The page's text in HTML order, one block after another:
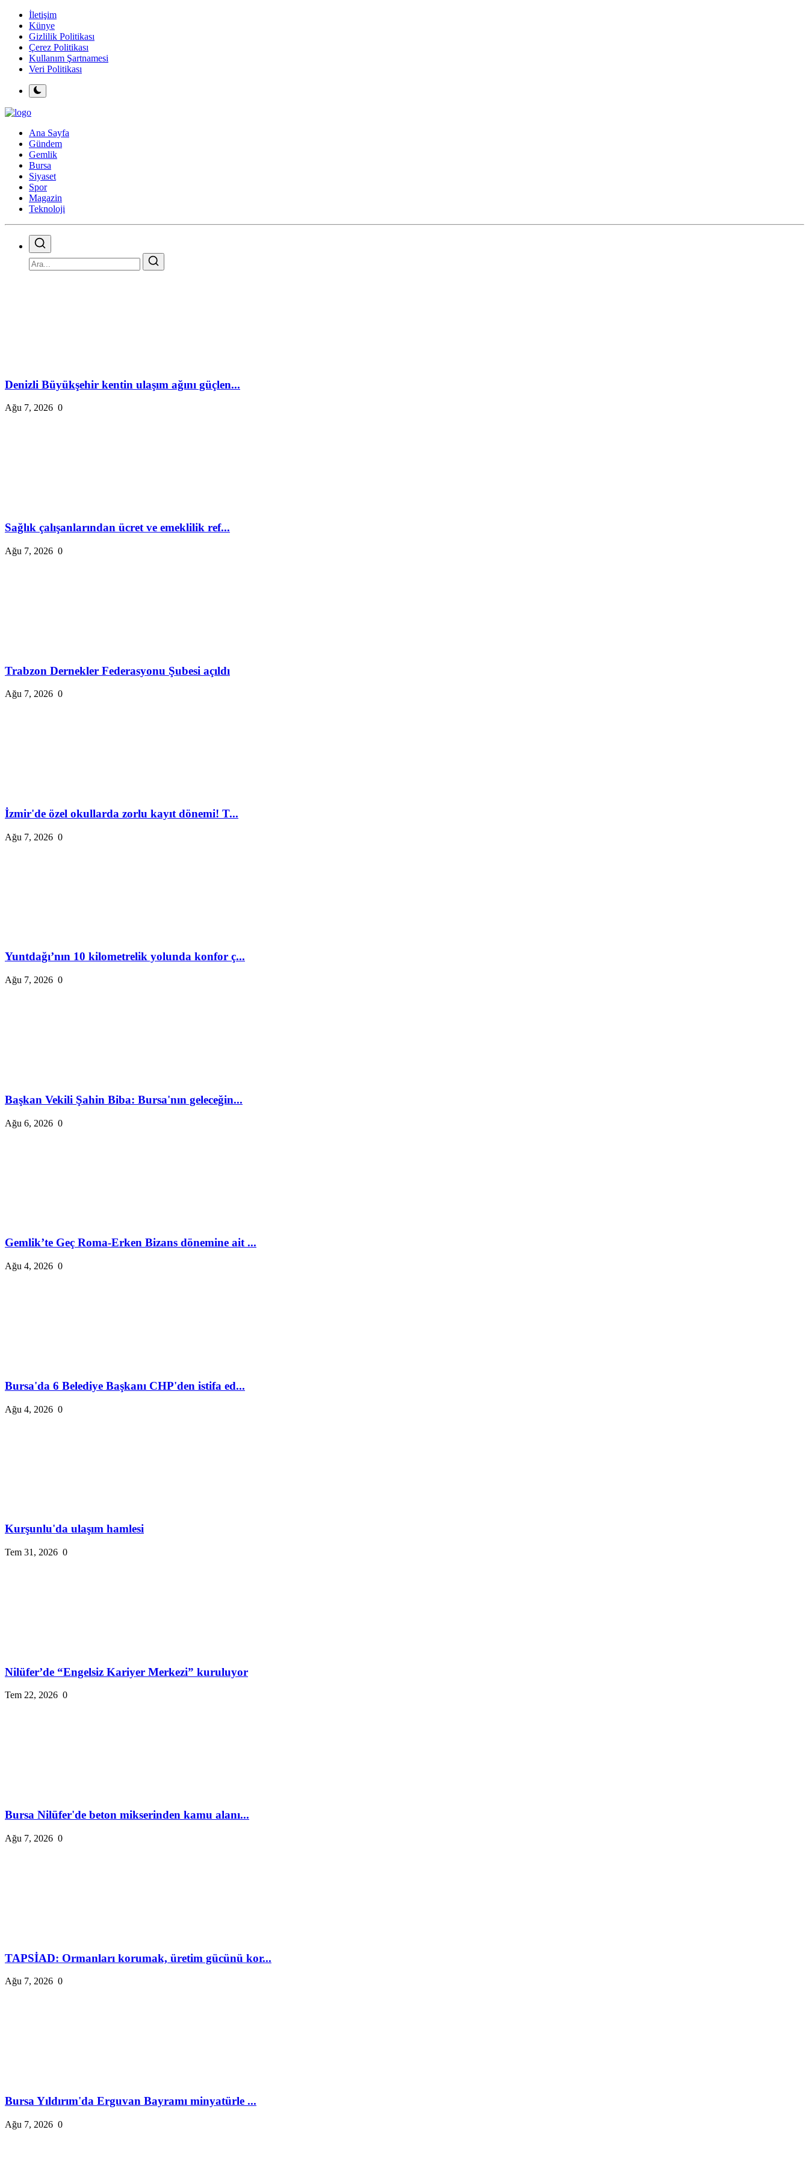
İletişim
Künye
Gizlilik Politikası
Çerez Politikası
Kullanım Şartnamesi
Veri Politikası
Ana Sayfa
Gündem
Gemlik
Bursa
Siyaset
Spor
Magazin
Teknoloji
Denizli Büyükşehir kentin ulaşım ağını güçlen...
Ağu 7, 2026 0
Sağlık çalışanlarından ücret ve emeklilik ref...
Ağu 7, 2026 0
Trabzon Dernekler Federasyonu Şubesi açıldı
Ağu 7, 2026 0
İzmir'de özel okullarda zorlu kayıt dönemi! T...
Ağu 7, 2026 0
Yuntdağı’nın 10 kilometrelik yolunda konfor ç...
Ağu 7, 2026 0
Başkan Vekili Şahin Biba: Bursa'nın geleceğin...
Ağu 6, 2026 0
Gemlik’te Geç Roma-Erken Bizans dönemine ait ...
Ağu 4, 2026 0
Bursa'da 6 Belediye Başkanı CHP'den istifa ed...
Ağu 4, 2026 0
Kurşunlu'da ulaşım hamlesi
Tem 31, 2026 0
Nilüfer’de “Engelsiz Kariyer Merkezi” kuruluyor
Tem 22, 2026 0
Bursa Nilüfer'de beton mikserinden kamu alanı...
Ağu 7, 2026 0
TAPSİAD: Ormanları korumak, üretim gücünü kor...
Ağu 7, 2026 0
Bursa Yıldırım'da Erguvan Bayramı minyatürle ...
Ağu 7, 2026 0